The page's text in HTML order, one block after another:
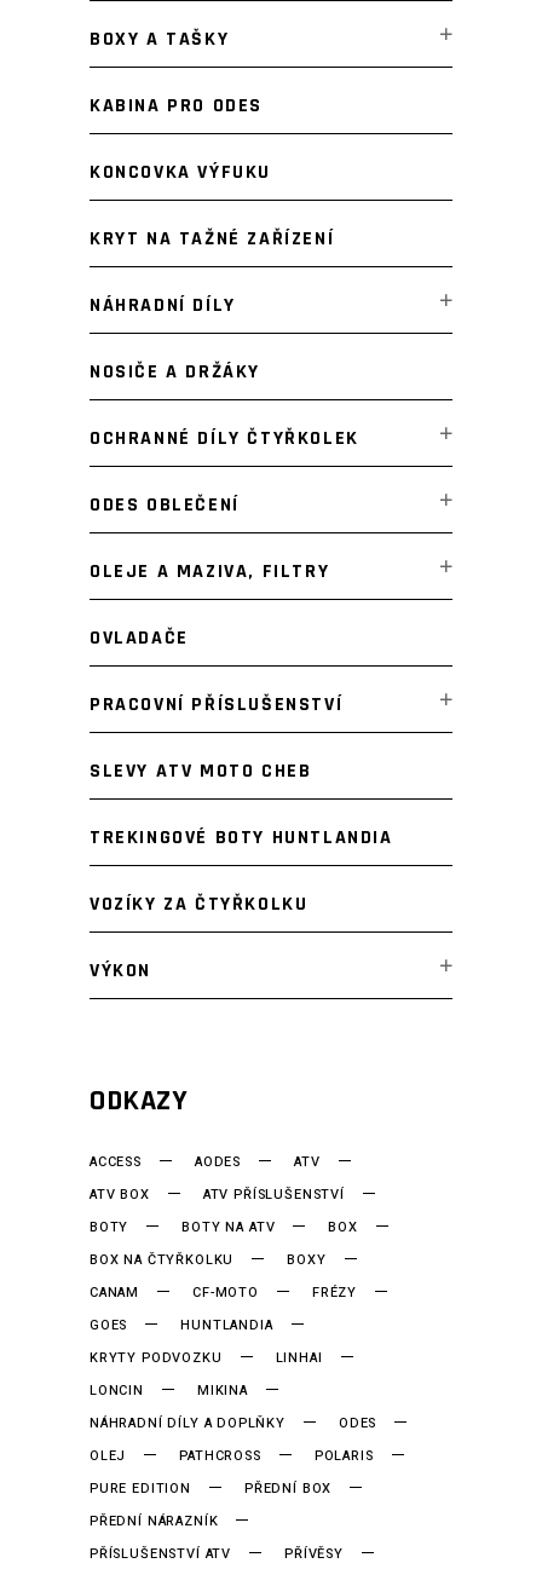
BOXY A TAŠKY
KABINA PRO ODES
KONCOVKA VÝFUKU
KRYT NA TAŽNÉ ZAŘÍZENÍ
NÁHRADNÍ DÍLY
NOSIČE A DRŽÁKY
OCHRANNÉ DÍLY ČTYŘKOLEK
ODES OBLEČENÍ
OLEJE A MAZIVA, FILTRY
OVLADAČE
PRACOVNÍ PŘÍSLUŠENSTVÍ
SLEVY ATV MOTO CHEB
TREKINGOVÉ BOTY HUNTLANDIA
VOZÍKY ZA ČTYŘKOLKU
VÝKON
ODKAZY
ACCESS AODES
ATV
ATV BOX
ATV PŘÍSLUŠENSTVÍ
BOTY
BOTY NA ATV
BOX
BOX NA ČTYŘKOLKU
BOXY
CANAM
CF-MOTO
FRÉZY
GOES
HUNTLANDIA
KRYTY PODVOZKU
LINHAI
LONCIN
MIKINA
NÁHRADNÍ DÍLY A DOPLŇKY
ODES
OLEJ
PATHCROSS
POLARIS
PURE EDITION
PŘEDNÍ BOX
PŘEDNÍ NÁRAZNÍK
PŘÍSLUŠENSTVÍ ATV
PŘÍVĚSY